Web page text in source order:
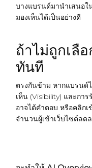
บางแบรนด์​มานำเสนอใ
มองเห็นได้เป็นอย่างดี
ถ้าไม่ถูกเลื
ทันที
ตรงกันข้าม หากแบรนด์
เห็น (Visibility) และกา
อาจได้คำตอบ หรือคลิก
จำนวนผู้เข้าเว็บไซต์ลด